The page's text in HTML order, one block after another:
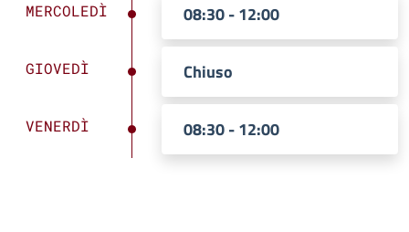
MERCOLEDÌ 08:30 - 12:00
GIOVEDÌ Chiuso
VENERDÌ 08:30 - 12:00